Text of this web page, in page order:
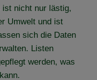
ist nicht nur lästig,
Umwelt und ist
sich die Daten
Listen
werden, was